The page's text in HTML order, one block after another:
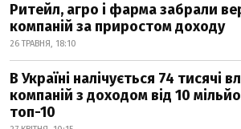
Ритейл, агро і фарма забрали
компаній за приростом доходу
26 ТРАВНЯ, 18:10
В Україні налічується 74 тисячі
компаній з доходом від 10
топ-10